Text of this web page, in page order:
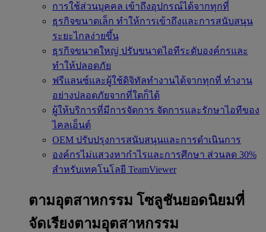
การใช้ส่วนบุคคล เข้าถึงอุปกรณ์ได้จากทุกที่
ธุรกิจขนาดเล็ก ทำให้การเข้าถึงและการสนับสนุน
ระยะไกลง่ายขึ้น
ธุรกิจขนาดใหญ่ ปรับขนาดไอทีระดับองค์กรและ
ทำให้ปลอดภัย
ฟรีแลนซ์และผู้ใช้ดิจิทัลทำงานได้จากทุกที่ ทำงาน
อย่างปลอดภัยจากที่ใดก็ได้
ผู้ให้บริการที่มีการจัดการ จัดการและรักษาไอทีของ
ไคลเอ็นต์
OEM ปรับปรุงการสนับสนุนและการดำเนินการ
องค์กรไม่แสวงหากำไรและการศึกษา ส่วนลด 30%
สำหรับเทคโนโลยี TeamViewer
ตามอุตสาหกรรม โซลูชันยอดนิยมที่
จัดเรียงตามอุตสาหกรรม